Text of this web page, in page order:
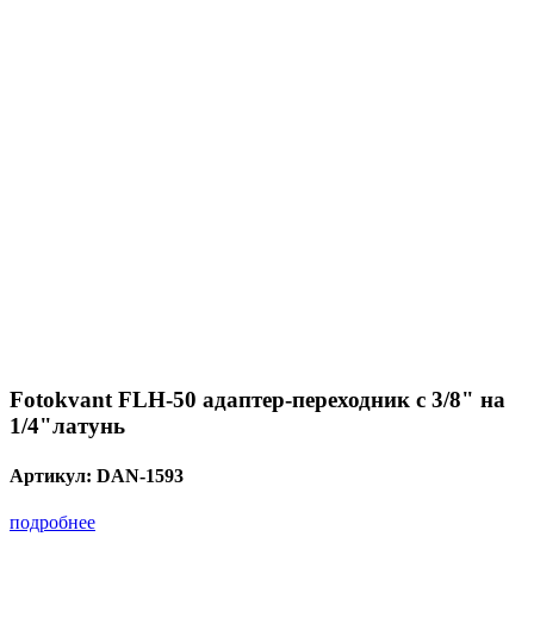
Fotokvant FLH-50 адаптер-переходник с 3/8" на
1/4"латунь
Артикул: DAN-1593
подробнее